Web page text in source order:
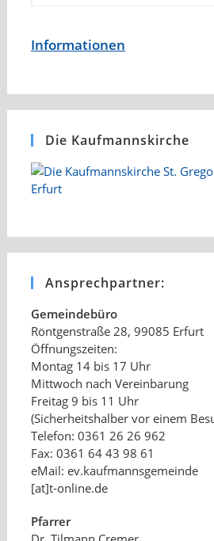
Informationen
Die Kaufmannskirche
Ansprechpartner:
Gemeindebüro
Röntgenstraße 28, 99085 Erfurt
Öffnungszeiten:
Montag 14 bis 17 Uhr
Mittwoch nach Vereinbarung
Freitag 9 bis 11 Uhr
(Sicherheitshalber vor einem
Telefon: 0361 26 26 962
Fax: 0361 64 43 98 61
eMail: ev.kaufmannsgemeinde
[at]t-online.de
Pfarrer